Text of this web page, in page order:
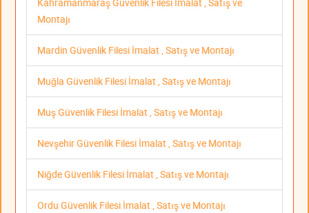
Montajı
Mardin Güvenlik Filesi İmalat , Satış ve Montajı
Muğla Güvenlik Filesi İmalat , Satış ve Montajı
Muş Güvenlik Filesi İmalat , Satış ve Montajı
Nevşehir Güvenlik Filesi İmalat , Satış ve Montajı
Niğde Güvenlik Filesi İmalat , Satış ve Montajı
Ordu Güvenlik Filesi İmalat , Satış ve Montajı